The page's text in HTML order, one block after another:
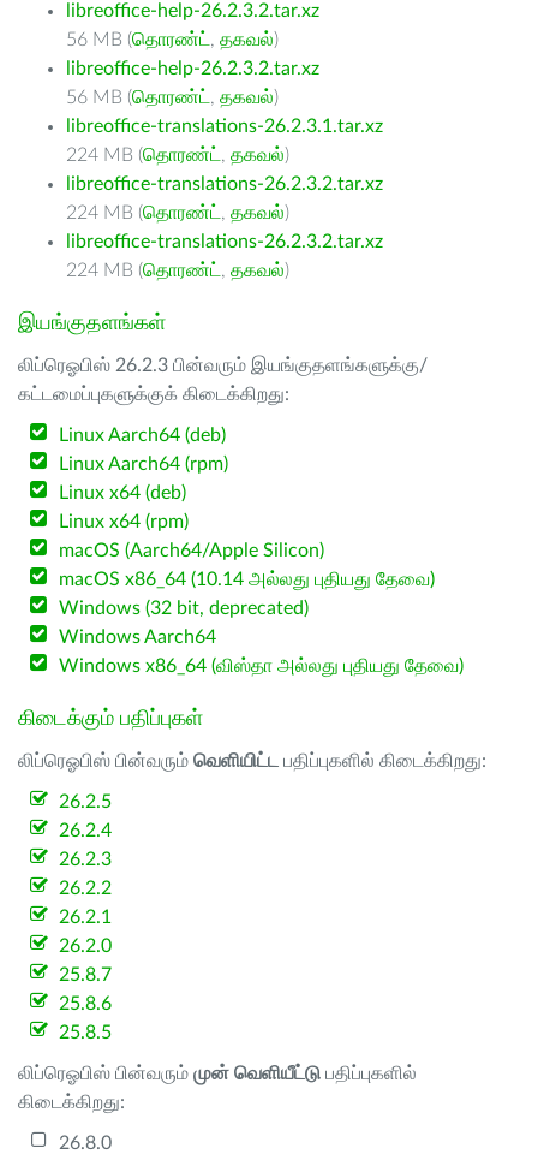
libreoffice-help-26.2.3.2.tar.xz
56 MB (தொரண்ட் , தகவல்)
libreoffice-help-26.2.3.2.tar.xz
56 MB (தொரண்ட் , தகவல்)
libreoffice-translations-26.2.3.1.tar.xz
224 MB (தொரண்ட் , தகவல்)
libreoffice-translations-26.2.3.2.tar.xz
224 MB (தொரண்ட் , தகவல்)
libreoffice-translations-26.2.3.2.tar.xz
224 MB (தொரண்ட் , தகவல்)
இயங்குதளங்கள்
லிப்ரெஓபிஸ் 26.2.3 பின்வரும் இயங்குதளங்களுக்கு/
கட்டமைப்புகளுக்குக் கிடைக்கிறது:
Linux Aarch64 (deb)
Linux Aarch64 (rpm)
Linux x64 (deb)
Linux x64 (rpm)
macOS (Aarch64/Apple Silicon)
macOS x86_64 (10.14 அல்லது புதியது தேவை)
Windows (32 bit, deprecated)
Windows Aarch64
Windows x86_64 (விஸ்தா அல்லது புதியது தேவை)
கிடைக்கும் பதிப்புகள்
லிப்ரெஓபிஸ் பின்வரும் வெளியிட்ட பதிப்புகளில் கிடைக்கிறது:
26.2.5
26.2.4
26.2.3
26.2.2
26.2.1
26.2.0
25.8.7
25.8.6
25.8.5
லிப்ரெஓபிஸ் பின்வரும் முன் வெளியீட்டு பதிப்புகளில்
கிடைக்கிறது:
26.8.0